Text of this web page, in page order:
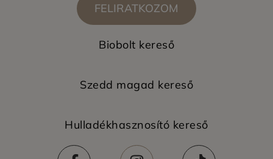
FELIRATKOZOM
Biobolt kereső
Szedd magad kereső
Hulladékhasznosító kereső